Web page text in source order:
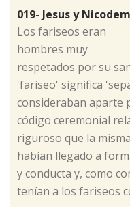
019- Jesus y
​Los fariseos eran
hombres muy
respetados por su
'fariseo' significa
consideraban aparte
código ceremonial
riguroso que la
habían llegado a
y conducta y, como
tenían a los fariseos